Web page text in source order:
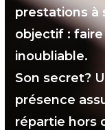
prestations à
objectif :
inoubliable.
Son secret?
présence
répartie hors